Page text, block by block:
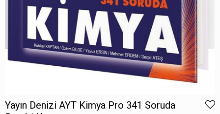
Yayın Denizi AYT Kimya Pro 341 Soruda